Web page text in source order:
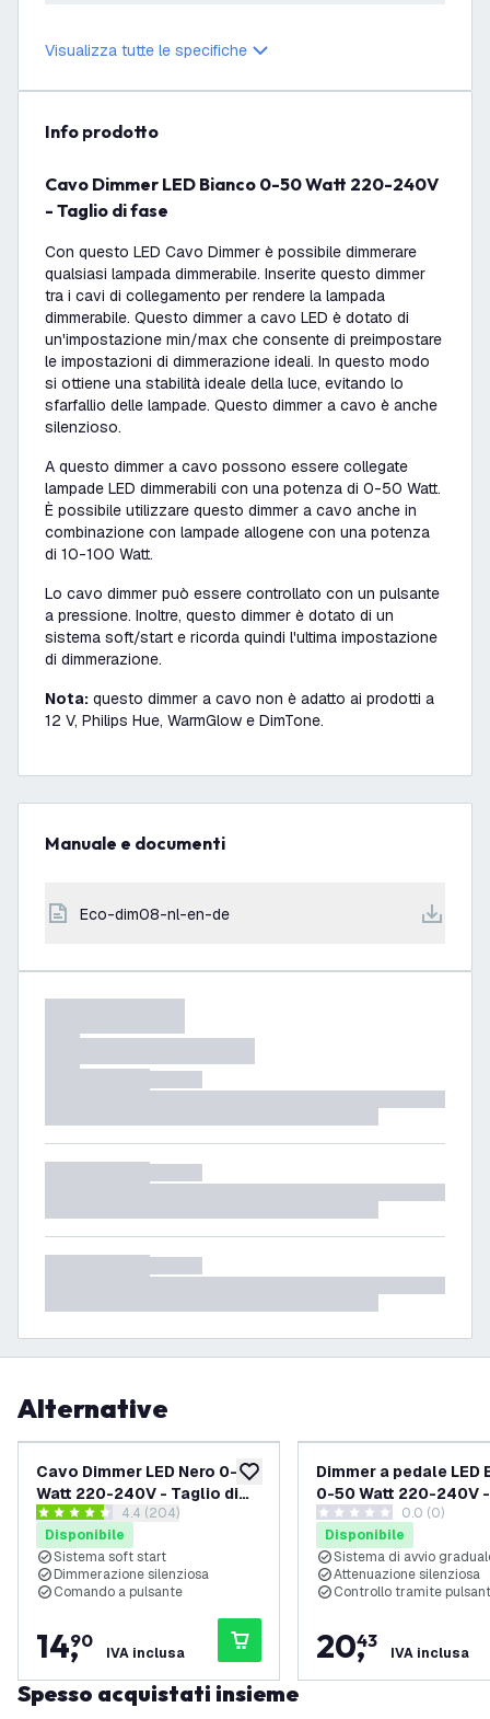
Visualizza tutte le specifiche
info prodotto
Cavo Dimmer LED Bianco 0-50 Watt 220-240V
- Taglio di fase
Con questo LED Cavo Dimmer è possibile dimmerare
qualsiasi lampada dimmerabile. Inserite questo dimmer
tra i cavi di collegamento per rendere la lampada
dimmerabile. Questo dimmer a cavo LED è dotato di
un'impostazione min/max che consente di preimpostare
le impostazioni di dimmerazione ideali. In questo modo
si ottiene una stabilità ideale della luce, evitando lo
sfarfallio delle lampade. Questo dimmer a cavo è anche
silenzioso.
A questo dimmer a cavo possono essere collegate
lampade LED dimmerabili con una potenza di 0-50 Watt.
È possibile utilizzare questo dimmer a cavo anche in
combinazione con lampade allogene con una potenza
di 10-100 Watt.
Lo cavo dimmer può essere controllato con un pulsante
a pressione. Inoltre, questo dimmer è dotato di un
sistema soft/start e ricorda quindi l'ultima impostazione
di dimmerazione.
Nota: questo dimmer a cavo non è adatto ai prodotti a
12 V, Philips Hue, WarmGlow e DimTone.
Manuale e documenti
eco-dim08-nl-en-de
Alternative
aggiungi alla lista desideri
Cavo Dimmer LED Nero 0-50
Watt 220-240V - Taglio di
fase
apri il cassetto delle recensioni
4.4 stelle di valutazione
4.4 (204)
Disponibile
Sistema soft start
Dimmerazione silenziosa
Comando a pulsante
14,
90
IVA inclusa
Dimmer a pedale LED
0-50 Watt 220-240V -
Taglio di fase
0 stelle di valutazione
0.0 (0)
Disponibile
Sistema di avvio
Attenuazione silenziosa
Controllo tramite
20,
43
IVA inclusa
Spesso acquistati insieme